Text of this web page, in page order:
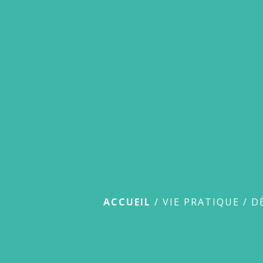
ACCUEIL / VIE PRATIQUE /